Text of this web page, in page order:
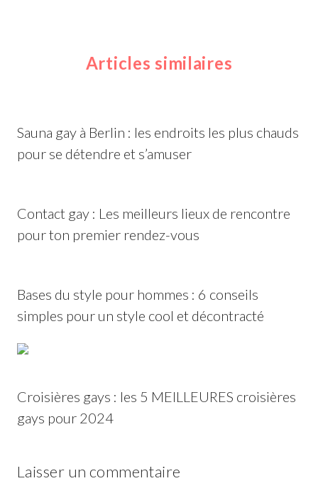
Articles similaires
Sauna gay à Berlin : les endroits les plus chauds
pour se détendre et s’amuser
Contact gay : Les meilleurs lieux de rencontre
pour ton premier rendez-vous
Bases du style pour hommes : 6 conseils
simples pour un style cool et décontracté
Croisières gays : les 5 MEILLEURES croisières
gays pour 2024
Laisser un commentaire